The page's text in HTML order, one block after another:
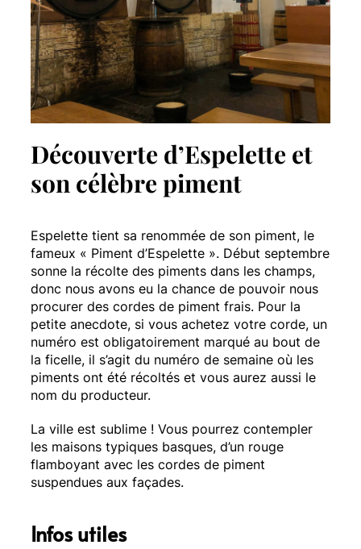
Découverte d’Espelette et
son célèbre piment
Espelette tient sa renommée de son piment, le
fameux « Piment d’Espelette ». Début septembre
sonne la récolte des piments dans les champs,
donc nous avons eu la chance de pouvoir nous
procurer des cordes de piment frais. Pour la
petite anecdote, si vous achetez votre corde, un
numéro est obligatoirement marqué au bout de
la ficelle, il s’agit du numéro de semaine où les
piments ont été récoltés et vous aurez aussi le
nom du producteur.
La ville est sublime ! Vous pourrez contempler
les maisons typiques basques, d’un rouge
flamboyant avec les cordes de piment
suspendues aux façades.
Infos utiles